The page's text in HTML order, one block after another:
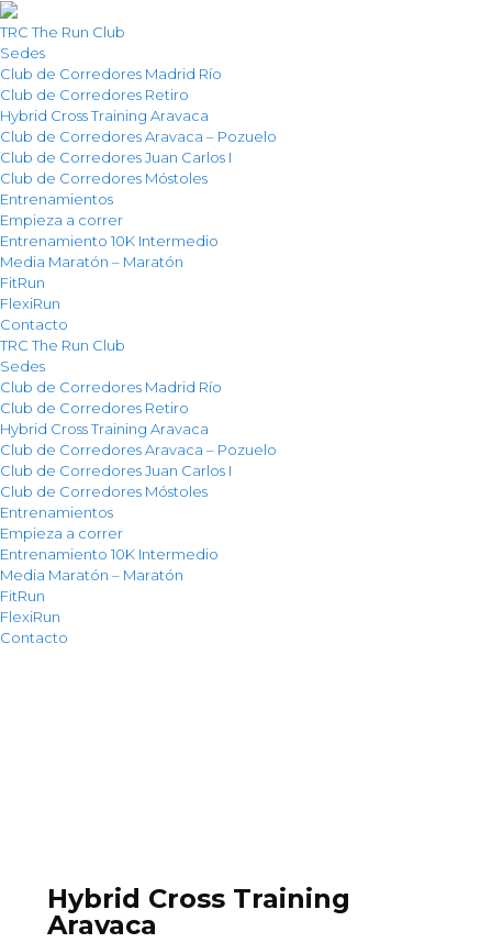
TRC The Run Club
Sedes
Club de Corredores Madrid Río
Club de Corredores Retiro
Hybrid Cross Training Aravaca
Club de Corredores Aravaca – Pozuelo
Club de Corredores Juan Carlos I
Club de Corredores Móstoles
Entrenamientos
Empieza a correr
Entrenamiento 10K Intermedio
Media Maratón – Maratón
FitRun
FlexiRun
Contacto
TRC The Run Club
Sedes
Club de Corredores Madrid Río
Club de Corredores Retiro
Hybrid Cross Training Aravaca
Club de Corredores Aravaca – Pozuelo
Club de Corredores Juan Carlos I
Club de Corredores Móstoles
Entrenamientos
Empieza a correr
Entrenamiento 10K Intermedio
Media Maratón – Maratón
FitRun
FlexiRun
Contacto
Hybrid Cross Training
Aravaca